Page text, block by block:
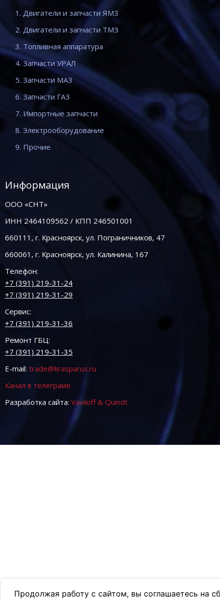
Продолжая работу с сайтом, вы соглашаетесь на
1. Двигатели и запчасти ЯМЗ
2. Двигатели и запчасти ТМЗ
3. Топливная аппаратура
4. Запчасти УРАЛ
5. Запчасти МАЗ
6. Запчасти ГАЗ
7. Импортные запчасти
8. Электрооборудование
9. Прочие
Информация
ООО «СНТ»
ИНН 2464109562 / КПП 246501001
660111, г. Красноярск, ул. Пограничников, 47
660061, г. Красноярск, ул. Калинина, 167
Телефон:
+7 (391) 219-31-24
+7 (391) 219-31-29
Сервис:
+7 (391) 219-31-36
Ремонт ГБЦ:
+7 (391) 219-31-35
E-mail: trade@krasparus.ru
Канал в телеграме
Разработка сайта: Vaviloff & Quindt